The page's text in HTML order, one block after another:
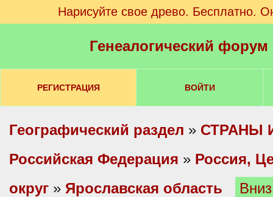
Нарисуйте свое древо. Бесплатно.
Генеалогический
РЕГИСТРАЦИЯ ВОЙТИ
Географический раздел » СТРАНЫ
Российская Федерация » Россия,
округ » Ярославская область